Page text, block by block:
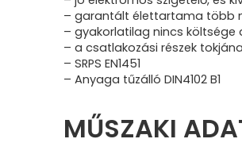
– garantált élettartama több
– gyakorlatilag nincs
– a csatlakozási részek
– SRPS EN1451
– Anyaga tűzálló DIN4102 B1
MŰSZAKI